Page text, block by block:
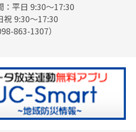
：平日 9:30〜17:30
祝 9:30〜17:30
863-1307）